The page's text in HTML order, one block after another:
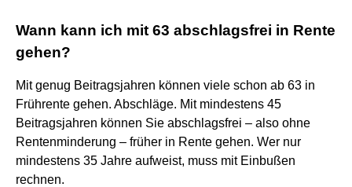
Wann kann ich mit 63 abschlagsfrei in Rente
gehen?
Mit genug Beitragsjahren können viele schon ab 63 in
Frührente gehen. Abschläge. Mit mindestens 45
Beitragsjahren können Sie abschlagsfrei – also ohne
Rentenminderung – früher in Rente gehen. Wer nur
mindestens 35 Jahre aufweist, muss mit Einbußen
rechnen.